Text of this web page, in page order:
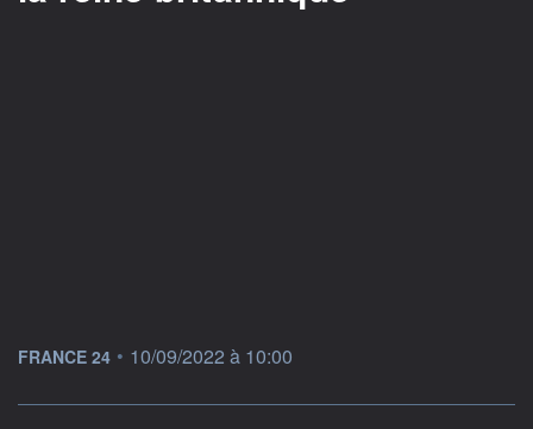
information fournie par
FRANCE 24 • 10/09/2022 à 10:00